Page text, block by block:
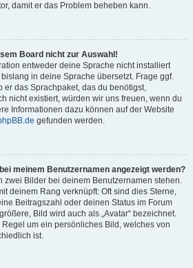
damit er das Problem beheben kann.
Board nicht zur Auswahl!
entweder deine Sprache nicht installiert
in deine Sprache übersetzt. Frage ggf.
er das Sprachpaket, das du benötigst,
nicht existiert, würden wir uns freuen, wenn du
Informationen dazu können auf der Website
gefunden werden.
meinem Benutzernamen angezeigt werden?
zwei Bilder bei deinem Benutzernamen stehen.
deinem Rang verknüpft: Oft sind dies Sterne,
Beitragszahl oder deinen Status im Forum
Bild wird auch als „Avatar“ bezeichnet.
um ein persönliches Bild, welches von
ist.